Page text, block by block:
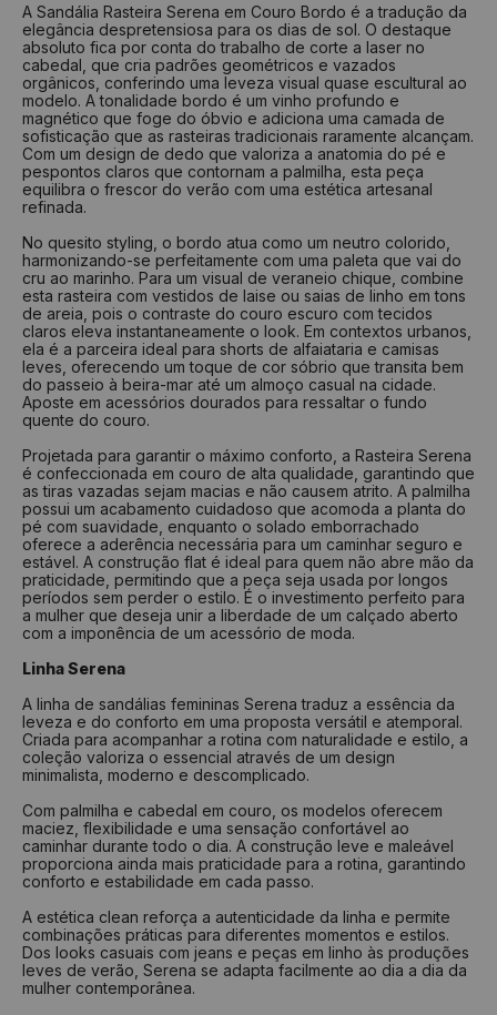
33
22 cm 37
24,6 cm
34
22,7 cm 38
25,4 cm
35
23,4 cm 39
26 cm
36
24 cm 40
26,7 cm
37
24,6 cm 41
27,4 cm
38
25,4 cm 42
28 cm
40
26,7 cm 44 29,4 cm
Como medir?
Centralize seu pé em uma folha de papel
Faça um risco a partir do seu calcanhar
Repita o risco na frente do dedão
Tire a medida do comprimento das linhas
Verifique na tabela qual a numeração indicada
A Sandália Rasteira Serena em Couro Bordo é a tradução da
elegância despretensiosa para os dias de sol. O destaque
absoluto fica por conta do trabalho de corte a laser no
cabedal, que cria padrões geométricos e vazados
orgânicos, conferindo uma leveza visual quase escultural ao
modelo. A tonalidade bordo é um vinho profundo e
magnético que foge do óbvio e adiciona uma camada de
sofisticação que as rasteiras tradicionais raramente alcançam.
Com um design de dedo que valoriza a anatomia do pé e
pespontos claros que contornam a palmilha, esta peça
equilibra o frescor do verão com uma estética artesanal
refinada.
No quesito styling, o bordo atua como um neutro colorido,
harmonizando-se perfeitamente com uma paleta que vai do
cru ao marinho. Para um visual de veraneio chique, combine
esta rasteira com vestidos de laise ou saias de linho em tons
de areia, pois o contraste do couro escuro com tecidos
claros eleva instantaneamente o look. Em contextos urbanos,
ela é a parceira ideal para shorts de alfaiataria e camisas
leves, oferecendo um toque de cor sóbrio que transita bem
do passeio à beira-mar até um almoço casual na cidade.
Aposte em acessórios dourados para ressaltar o fundo
quente do couro.
Projetada para garantir o máximo conforto, a Rasteira Serena
é confeccionada em couro de alta qualidade, garantindo que
as tiras vazadas sejam macias e não causem atrito. A palmilha
possui um acabamento cuidadoso que acomoda a planta do
pé com suavidade, enquanto o solado emborrachado
oferece a aderência necessária para um caminhar seguro e
estável. A construção flat é ideal para quem não abre mão da
praticidade, permitindo que a peça seja usada por longos
períodos sem perder o estilo. É o investimento perfeito para
a mulher que deseja unir a liberdade de um calçado aberto
com a imponência de um acessório de moda.
Linha Serena
A linha de sandálias femininas Serena traduz a essência da
leveza e do conforto em uma proposta versátil e atemporal.
Criada para acompanhar a rotina com naturalidade e estilo, a
coleção valoriza o essencial através de um design
minimalista, moderno e descomplicado.
Com palmilha e cabedal em couro, os modelos oferecem
maciez, flexibilidade e uma sensação confortável ao
caminhar durante todo o dia. A construção leve e maleável
proporciona ainda mais praticidade para a rotina, garantindo
conforto e estabilidade em cada passo.
A estética clean reforça a autenticidade da linha e permite
combinações práticas para diferentes momentos e estilos.
Dos looks casuais com jeans e peças em linho às produções
leves de verão, Serena se adapta facilmente ao dia a dia da
mulher contemporânea.